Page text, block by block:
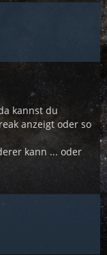
kannst du
anzeigt oder so
kann ... oder